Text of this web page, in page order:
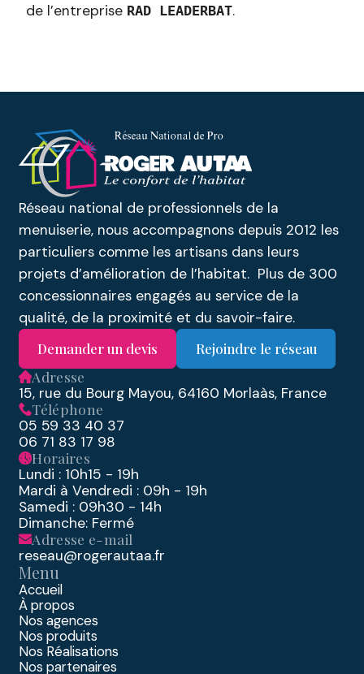
de l’entreprise RAD LEADERBAT.
Réseau national de professionnels de la
menuiserie, nous accompagnons depuis 2012 les
particuliers comme les artisans dans leurs
projets d’amélioration de l’habitat. Plus de 300
concessionnaires engagés au service de la
qualité, de la proximité et du savoir-faire.
Demander un devis
Rejoindre le réseau
Adresse
15, rue du Bourg Mayou, 64160 Morlaàs, France
Téléphone
05 59 33 40 37
06 71 83 17 98
Horaires
Lundi : 10h15 - 19h
Mardi à Vendredi : 09h - 19h
Samedi : 09h30 - 14h
Dimanche: Fermé
Adresse e-mail
reseau@rogerautaa.fr
Menu
Accueil
À propos
Nos agences
Nos produits
Nos Réalisations
Nos partenaires